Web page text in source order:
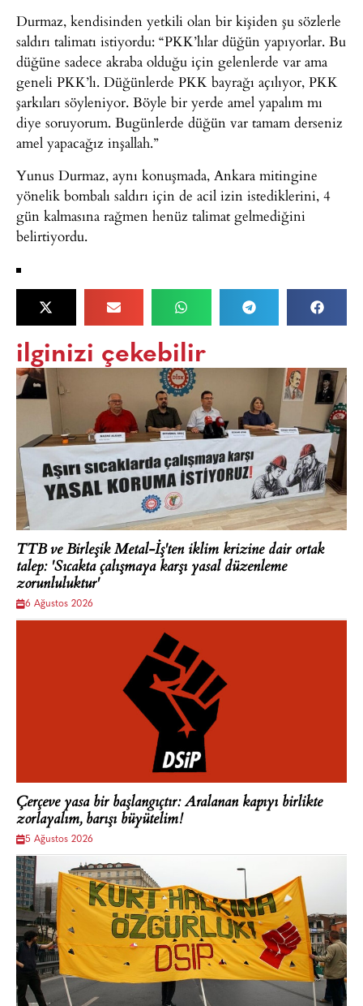
Durmaz, kendisinden yetkili olan bir kişiden şu sözlerle
saldırı talimatı istiyordu: “PKK’lılar düğün yapıyorlar. Bu
düğüne sadece akraba olduğu için gelenlerde var ama
geneli PKK’lı. Düğünlerde PKK bayrağı açılıyor, PKK
şarkıları söyleniyor. Böyle bir yerde amel yapalım mı
diye soruyorum. Bugünlerde düğün var tamam derseniz
amel yapacağız inşallah.”
Yunus Durmaz, aynı konuşmada, Ankara mitingine
yönelik bombalı saldırı için de acil izin istediklerini, 4
gün kalmasına rağmen henüz talimat gelmediğini
belirtiyordu.
ilginizi çekebilir
TTB ve Birleşik Metal-İş'ten iklim krizine dair ortak
talep: 'Sıcakta çalışmaya karşı yasal düzenleme
zorunluluktur'
6 Ağustos 2026
Çerçeve yasa bir başlangıçtır: Aralanan kapıyı birlikte
zorlayalım, barışı büyütelim!
5 Ağustos 2026